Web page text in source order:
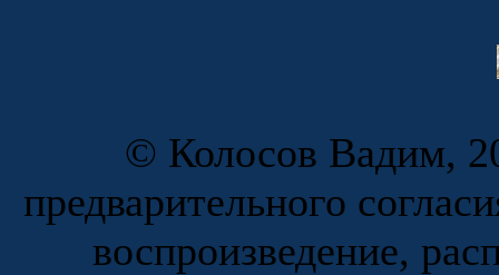
© Колосов Вадим,
предварительного
воспроизведение,